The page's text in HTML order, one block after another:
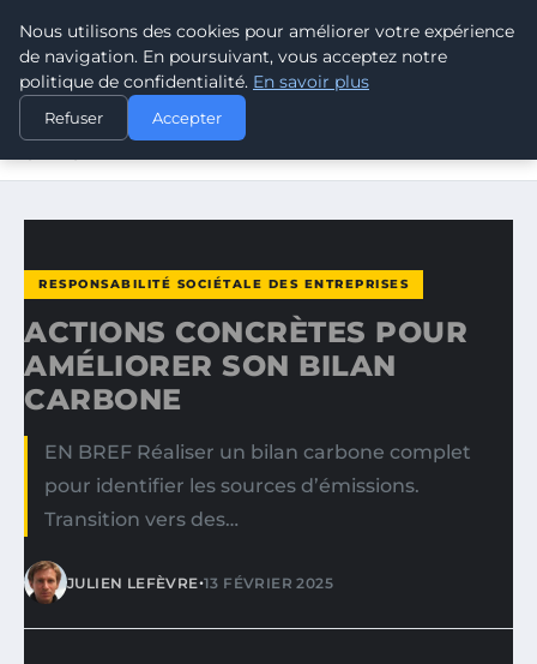
CLIMATE RESPONSE BLOG
ACCUEIL
RESPONSABILITÉ SOCIÉTALE DES ENTREPRISES
ACTIONS CONCRÈTES POUR AMÉLIORER SON BILAN
RESPONSABILITÉ SOCIÉTALE DES ENTREPRISES
ACTIONS CONCRÈTES POUR
AMÉLIORER SON BILAN
CARBONE
EN BREF Réaliser un bilan carbone complet
pour identifier les sources d’émissions.
Transition vers des…
JULIEN LEFÈVRE•13 FÉVRIER 2025
Nous utilisons des cookies pour améliorer votre expérience
de navigation. En poursuivant, vous acceptez notre
politique de confidentialité. En savoir plus
Refuser Accepter